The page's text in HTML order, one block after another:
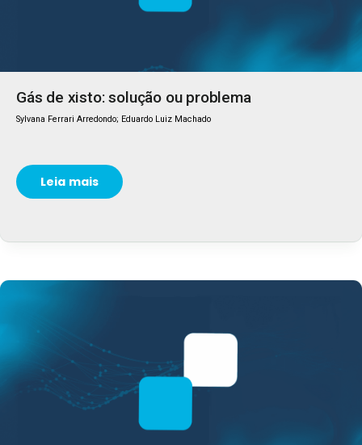
Gás de xisto: solução ou problema
Sylvana Ferrari Arredondo; Eduardo Luiz Machado
Leia mais